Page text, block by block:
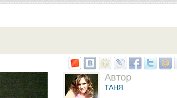
Автор
ТАНЯ